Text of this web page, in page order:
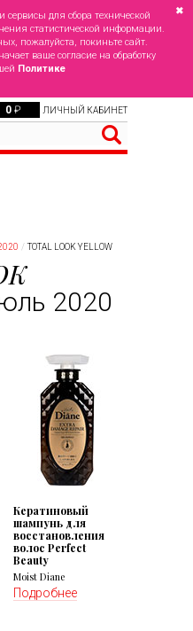
для сбора технической
статистической информации.
пожалуйста, покиньте сайт.
ваше согласие на обработку
Политике
✖
0 ₽ ЛИЧНЫЙ КАБИНЕТ
TOTAL LOOK YELLOW
2020
Кератиновый
шампунь для
восстановления
волос Perfect
Beauty
Moist Diane
Подробнее